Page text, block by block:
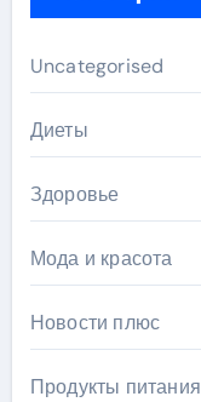
Uncategorised
Диеты
Здоровье
Мода и красота
Новости плюс
Продукты питания